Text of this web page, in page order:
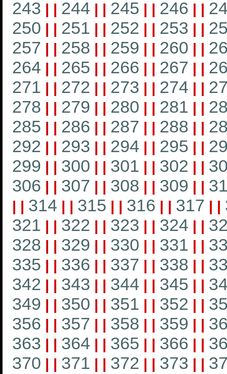
243 | | 244 | | 245 | | 246 | |
250 | | 251 | | 252 | | 253 | |
257 | | 258 | | 259 | | 260 | |
264 | | 265 | | 266 | | 267 | |
271 | | 272 | | 273 | | 274 | |
278 | | 279 | | 280 | | 281 | |
285 | | 286 | | 287 | | 288 | |
292 | | 293 | | 294 | | 295 | |
299 | | 300 | | 301 | | 302 | |
306 | | 307 | | 308 | | 309 | |
| | 314 | | 315 | | 316 | | 317 | |
321 | | 322 | | 323 | | 324 | |
328 | | 329 | | 330 | | 331 | |
335 | | 336 | | 337 | | 338 | |
342 | | 343 | | 344 | | 345 | |
349 | | 350 | | 351 | | 352 | |
356 | | 357 | | 358 | | 359 | |
363 | | 364 | | 365 | | 366 | |
370 | | 371 | | 372 | | 373 | |